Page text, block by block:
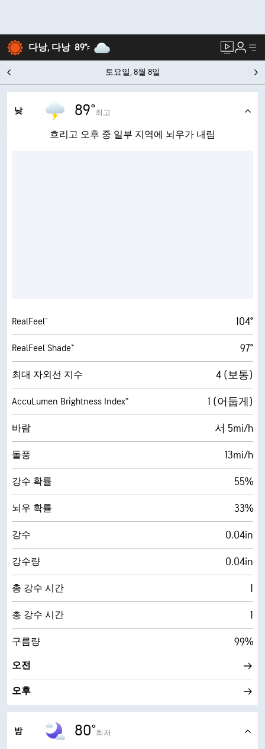
다낭, 다낭 89°F
토요일, 8월 8일
낮 89°최고
흐리고 오후 중 일부 지역에 뇌우가 내림
RealFeel® 104°
RealFeel Shade™ 97°
최대 자외선 지수 4 (보통)
AccuLumen Brightness Index™ 1 (어둡게)
바람 서 5mi/h
돌풍 13mi/h
강수 확률 55%
뇌우 확률 33%
강수 0.04in
강수량 0.04in
총 강수 시간 1
총 강수 시간 1
구름량 99%
오전
오후
밤 80°최저